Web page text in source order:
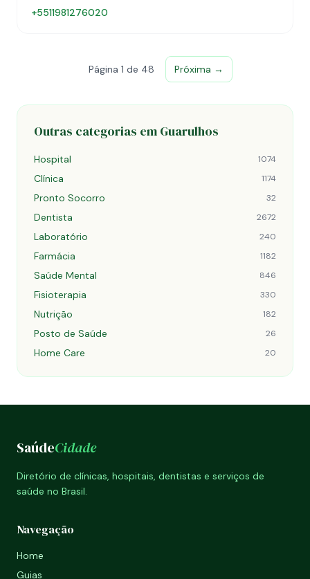
+5511981276020
Página 1 de 48 Próxima →
Outras categorias em Guarulhos
Hospital 1074
Clínica 1174
Pronto Socorro 32
Dentista 2672
Laboratório 240
Farmácia 1182
Saúde Mental 846
Fisioterapia 330
Nutrição 182
Posto de Saúde 26
Home Care 20
SaúdeCidade
Diretório de clínicas, hospitais, dentistas e serviços de
saúde no Brasil.
Navegação
Home
Guias